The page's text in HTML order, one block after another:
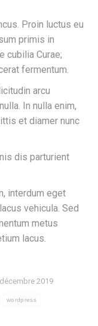
Proin luctus eu
primis in
cubilia Curae;
fermentum.
arcu
In nulla enim,
et diamer nunc
dis parturient
interdum eget
vehicula. Sed
metus
lacus.
2019
wordpress